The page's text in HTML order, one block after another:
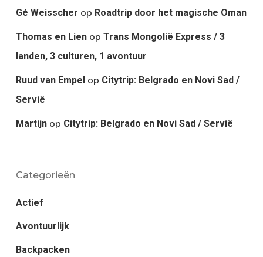
Gé Weisscher op Roadtrip door het magische Oman
Thomas en Lienop Trans Mongolië Express / 3
landen, 3 culturen, 1 avontuur
Ruud van Empelop Citytrip: Belgrado en Novi Sad /
Servië
Martijnop Citytrip: Belgrado en Novi Sad / Servië
Categorieën
Actief
Avontuurlijk
Backpacken